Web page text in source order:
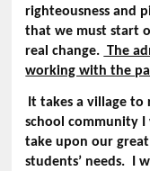
righteousness and
that we must start
real change. The
working with the
It takes a village to
school community
take upon our
students’ needs. I